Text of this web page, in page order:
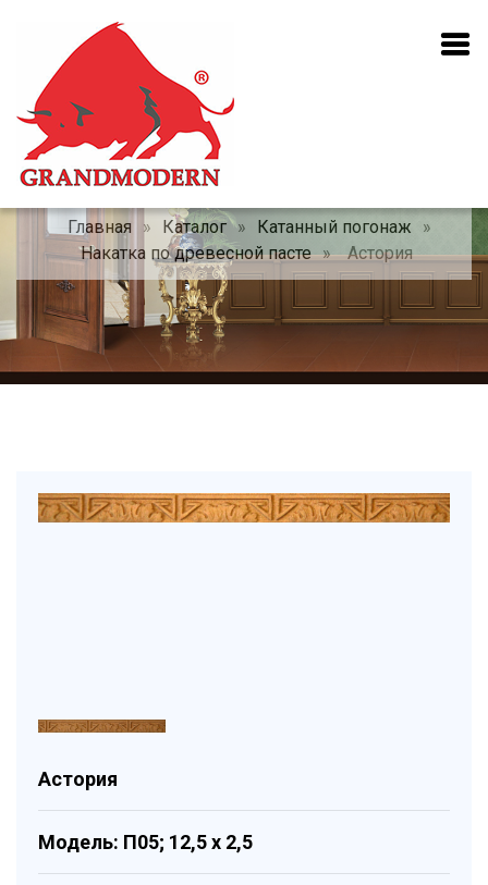
Главная » Каталог » Катанный погонаж
»
Накатка по древесной пасте » Астория
Астория
Модель: П05; 12,5 x 2,5